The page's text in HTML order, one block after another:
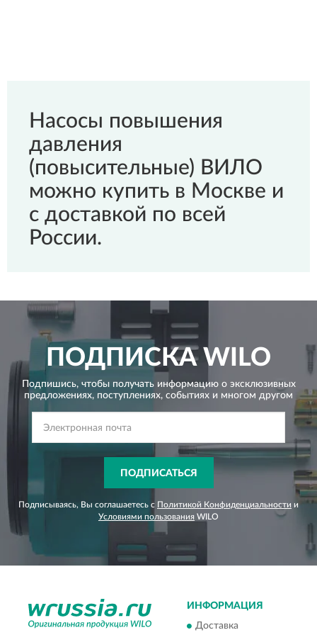
Насосы повышения
давления
(повысительные) ВИЛО
можно купить в Москве и
с доставкой по всей
России.
ПОДПИСКАWILO
Подпишись, чтобы получать информацию о эксклюзивных
предложениях, поступлениях, событиях и многом другом
ПОДПИСАТЬСЯ
Подписываясь, Вы соглашаетесь с Политикой Конфиденциальности и
Условиями пользования WILO
ИНФОРМАЦИЯ
Доставка